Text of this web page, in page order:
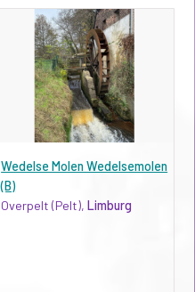
Wedelse Molen Wedelsemolen
(B)
Overpelt (Pelt),Limburg